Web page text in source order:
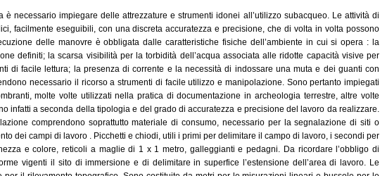
è necessario impiegare delle attrezzature e strumenti idonei all’utilizzo subacqueo. Le attività di
facilmente eseguibili, con una discreta accuratezza e precisione, che di volta in volta possono
delle manovre è obbligata dalle caratteristiche fisiche dell’ambiente in cui si opera : la
definiti; la scarsa visibilità per la torbidità dell’acqua associata alle ridotte capacità visive per
di facile lettura; la presenza di corrente e la necessità di indossare una muta e dei guanti con
necessario il ricorso a strumenti di facile utilizzo e manipolazione. Sono pertanto impiegati
molte volte utilizzati nella pratica di documentazione in archeologia terrestre, altre volte
infatti a seconda della tipologia e del grado di accuratezza e precisione del lavoro da realizzare.
comprendono soprattutto materiale di consumo, necessario per la segnalazione di siti o
dei campi di lavoro . Picchetti e chiodi, utili i primi per delimitare il campo di lavoro, i secondi per
e colore, reticoli a maglie di 1 x 1 metro, galleggianti e pedagni. Da ricordare l’obbligo di
vigenti il sito di immersione e di delimitare in superfice l’estensione dell’area di lavoro. Le